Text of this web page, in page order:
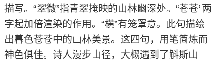
描写。“翠微”指青翠掩映的山林幽深处。“苍苍”两
字起加倍渲染的作用。“横”有笼罩意。此句描绘
出暮色苍苍中的山林美景。这四句，用笔简炼而
神色俱佳。诗人漫步山径，大概遇到了斛斯山